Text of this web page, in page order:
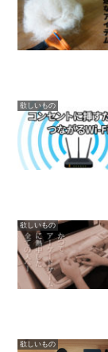
欲しいもの
欲しいもの
欲しいもの